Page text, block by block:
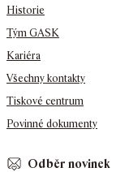
Historie
Tým GASK
Kariéra
Všechny kontakty
Tiskové centrum
Povinné dokumenty
Odběr novinek